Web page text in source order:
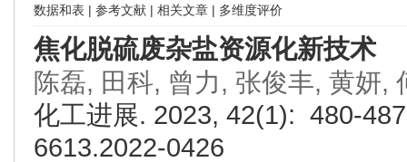
数据和表 | 参考文献 | 相关文章 | 多维度评价
焦化脱硫废杂盐资源化新技术
陈磊, 田科, 曾力, 张俊丰, 黄妍,
化工进展. 2023, 42(1): 480-
6613.2022-0426